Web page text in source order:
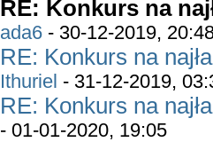
RE: Konkurs na
ada6 - 30-12-2019,
RE: Konkurs na
Ithuriel - 31-12-2019,
RE: Konkurs na
- 01-01-2020, 19:05